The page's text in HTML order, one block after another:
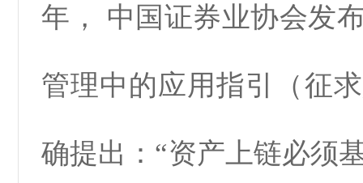
年， 中国证券业协会发
管理中的应用指引（征
确提出：“资产上链必须